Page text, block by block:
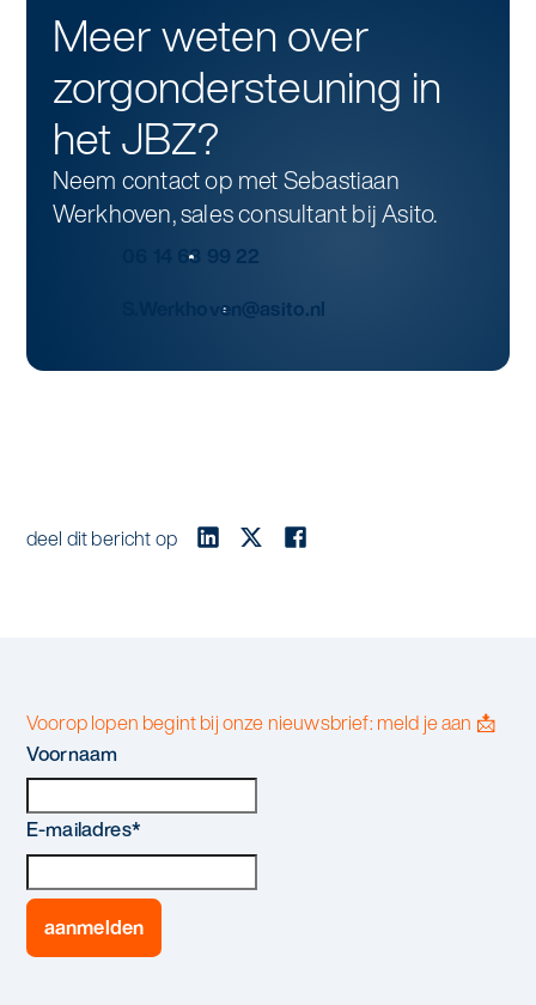
Meer weten over
zorgondersteuning in
het JBZ?
Neem contact op met Sebastiaan
Werkhoven, sales consultant bij Asito.
06 14 63 99 22
S.Werkhoven@asito.nl
deel dit bericht op
Voorop lopen begint bij onze nieuwsbrief: meld je aan 📩
Voornaam
E-mailadres*